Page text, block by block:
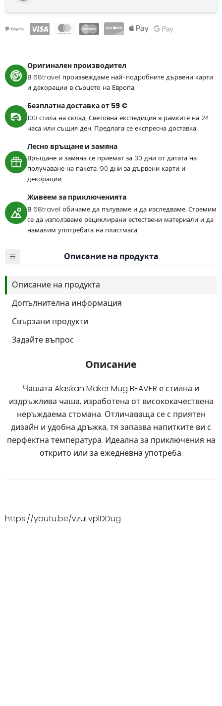
Оригинален производител
В 68travel произвеждаме най-подробните дървени карти
и декорации в сърцето на Европа.
Безплатна доставка от 59 €
100 стила на склад. Световна експедиция в рамките на 24
часа или същия ден. Предлага се експресна доставка.
Лесно връщане и замяна
Връщане и замяна се приемат за 30 дни от датата на
получаване на пакета. 90 дни за дървени карти и
декорации.
Живеем за приключенията
В 68travel обичаме да пътуваме и да изследваме. Стремим
се да използваме рециклирани естествени материали и да
намалим употребата на пластмаса.
Описание на продукта
Описание на продукта
Допълнителна информация
Свързани продукти
Задайте въпрос
Описание
Чашата Alaskan Maker Mug BEAVER е стилна и
издръжлива чаша, изработена от висококачествена
неръждаема стомана. Отличаваща се с приятен
дизайн и удобна дръжка, тя запазва напитките ви с
перфектна температура. Идеална за приключения на
открито или за ежедневна употреба.
https://youtu.be/vzuLvplDDug